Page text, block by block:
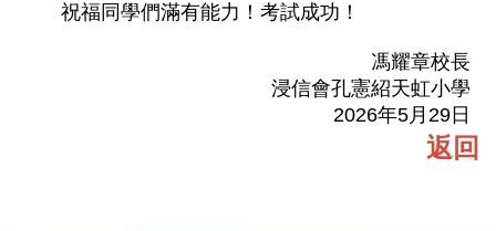
祝福同學們滿有能力！考試成功！
馮耀章校長
浸信會孔憲紹天虹小學
2026年5月29日
返回